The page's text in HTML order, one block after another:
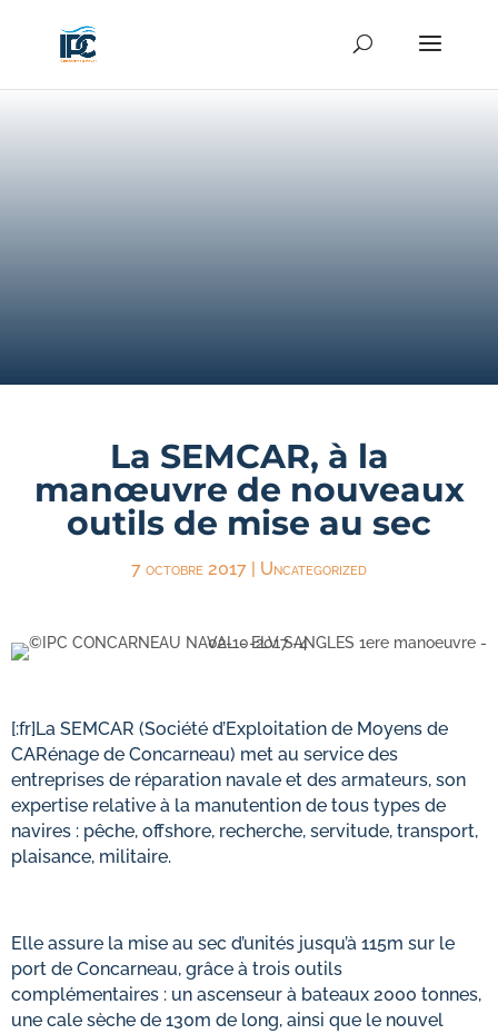
La SEMCAR, à la
manœuvre de nouveaux
outils de mise au sec
7 octobre 2017 | Uncategorized
[:fr]La SEMCAR (Société d’Exploitation de Moyens de
CARénage de Concarneau) met au service des
entreprises de réparation navale et des armateurs, son
expertise relative à la manutention de tous types de
navires : pêche, offshore, recherche, servitude, transport,
plaisance, militaire.
Elle assure la mise au sec d’unités jusqu’à 115m sur le
port de Concarneau, grâce à trois outils
complémentaires : un ascenseur à bateaux 2000 tonnes,
une cale sèche de 130m de long, ainsi que le nouvel